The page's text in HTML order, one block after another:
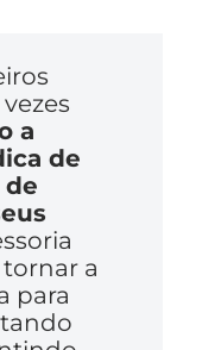
a
de
a
para